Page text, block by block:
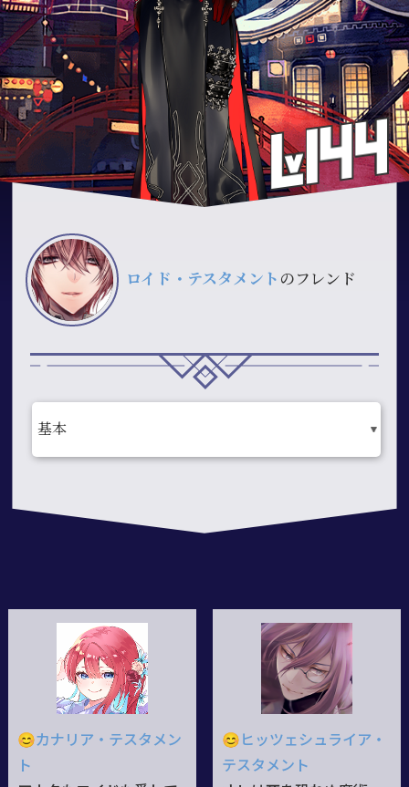
ロイド・テスタメント のフレンド
😊カナリア・テスタメン
ト
😊ヒッツェシュライア・
テスタメント